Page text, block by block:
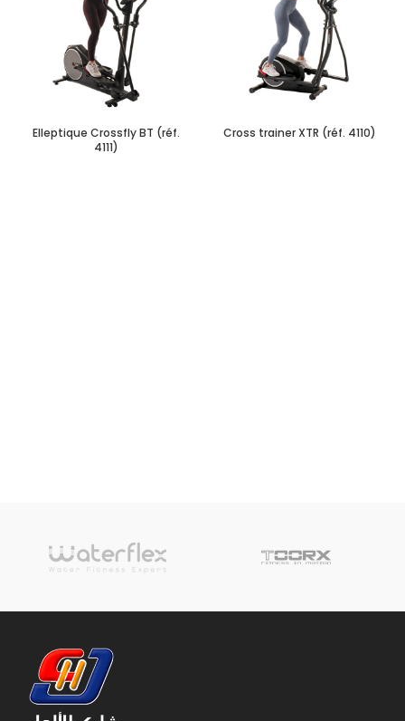
Elleptique Crossfly BT (réf.
4111)
Cross trainer XTR (réf. 4110)